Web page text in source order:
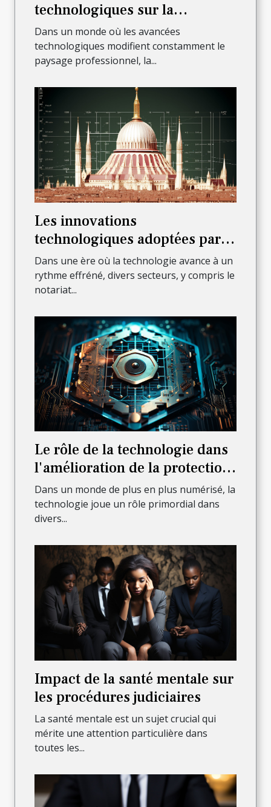
technologiques sur la
profession d'avocat à Lyon
Dans un monde où les avancées
technologiques modifient constamment le
paysage professionnel, la...
Les innovations
technologiques adoptées par
les notaires à Paris 6ème pour
améliorer leur service
Dans une ère où la technologie avance à un
rythme effréné, divers secteurs, y compris le
notariat...
Le rôle de la technologie dans
l'amélioration de la protection
juridique
Dans un monde de plus en plus numérisé, la
technologie joue un rôle primordial dans
divers...
Impact de la santé mentale sur
les procédures judiciaires
La santé mentale est un sujet crucial qui
mérite une attention particulière dans
toutes les...